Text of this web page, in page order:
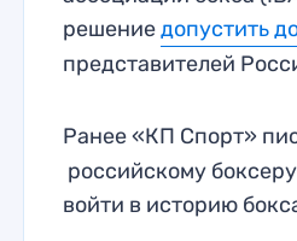
решениедопустить
представителей
Ранее «КП Спорт»
российскому
войти в историю